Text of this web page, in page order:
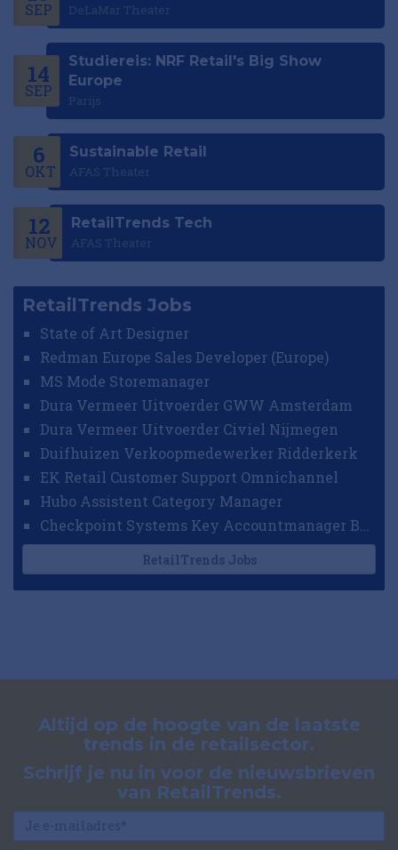
SEP DeLaMar Theater
14
SEP
Studiereis: NRF Retail's Big Show
Europe
Parijs
6
OKT
Sustainable Retail
AFAS Theater
12
NOV
RetailTrends Tech
AFAS Theater
RetailTrends Jobs
State of Art Designer
Redman Europe Sales Developer (Europe)
MS Mode Storemanager
Dura Vermeer Uitvoerder GWW Amsterdam
Dura Vermeer Uitvoerder Civiel Nijmegen
Duifhuizen Verkoopmedewerker Ridderkerk
EK Retail Customer Support Omnichannel
Hubo Assistent Category Manager
RetailTrends Jobs
Altijd op de hoogte van de laatste
trends in de retailsector.
Schrijf je nu in voor de nieuwsbrieven
van RetailTrends.